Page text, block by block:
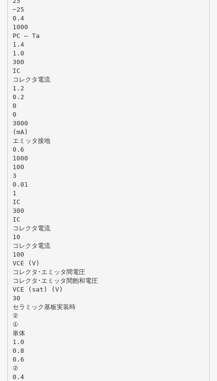
−25
0.4
1000
PC – Ta
1.4
1.0
300
IC
コレクタ電流
1.2
0.2
0
0
3000
(mA)
エミッタ接地
0.6
1000
100
3
0.01
1
IC
300
IC
コレクタ電流
10
コレクタ電流
100
VCE (V)
コレクタ･エミッタ間電圧
コレクタ･エミッタ間飽和電圧
VCE (sat) (V)
30
セラミック基板実装時
②
①
単体
1.0
0.8
0.6
②
0.4